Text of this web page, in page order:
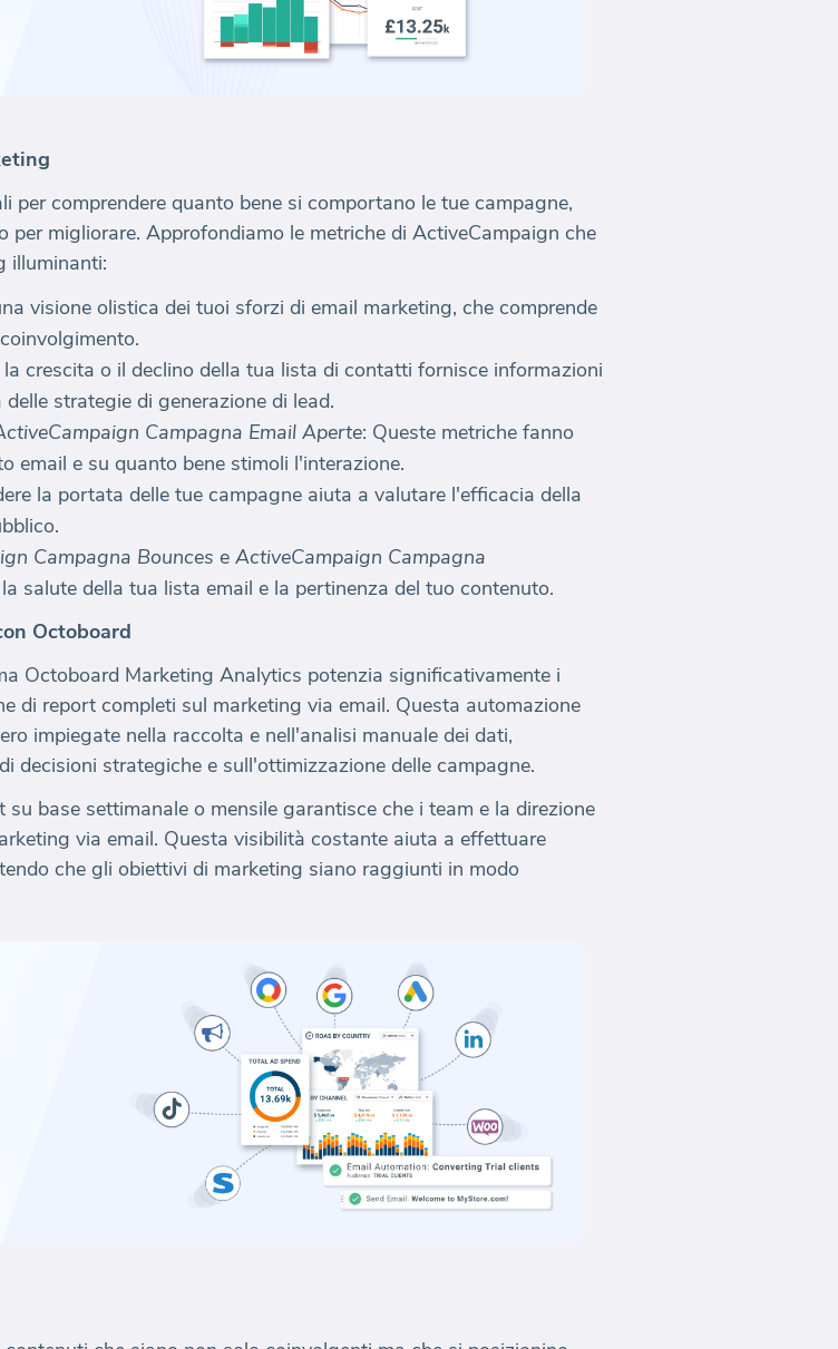
per comprendere quanto bene si comportano le tue campagne,
migliorare. Approfondiamo le metriche di ActiveCampaign che
illuminanti:
visione olistica dei tuoi sforzi di email marketing, che comprende
crescita o il declino della tua lista di contatti fornisce informazioni
strategie di generazione di lead.
Campagna Email Aperte: Queste metriche fanno
email e su quanto bene stimoli l'interazione.
la portata delle tue campagne aiuta a valutare l'efficacia della
Campagna Bounces e ActiveCampaign Campagna
salute della tua lista email e la pertinenza del tuo contenuto.
Octoboard
Octoboard Marketing Analytics potenzia significativamente i
di report completi sul marketing via email. Questa automazione
impiegate nella raccolta e nell'analisi manuale dei dati,
decisioni strategiche e sull'ottimizzazione delle campagne.
base settimanale o mensile garantisce che i team e la direzione
via email. Questa visibilità costante aiuta a effettuare
che gli obiettivi di marketing siano raggiunti in modo